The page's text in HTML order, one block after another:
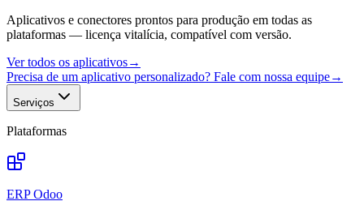
Aplicativos e conectores prontos para produção em todas as
plataformas — licença vitalícia, compatível com versão.
Ver todos os aplicativos→
Precisa de um aplicativo personalizado? Fale com nossa equipe→
Serviços
Plataformas
ERP Odoo